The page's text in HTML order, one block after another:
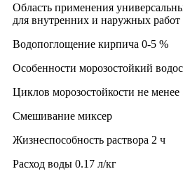
Область применения
для внутренних и наружных работ
Водопоглощение кирпича 0-5 %
Особенности морозостойкий
Циклов морозостойкости не менее
Смешивание миксер
Жизнеспособность раствора 2 ч
Расход воды 0.17 л/кг